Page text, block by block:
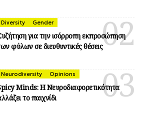
Diversity Gender
για την ισόρροπη εκπροσώπηση
φύλων σε διευθυντικές θέσεις
Neurodiversity Opinions
Minds: Η Νευροδιαφορετικότητα
το παιχνίδι